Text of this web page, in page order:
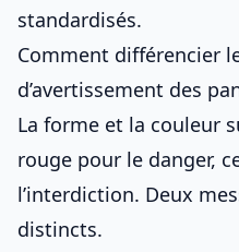
standardisés.
Comment différencier
d’avertissement des
La forme et la couleur
rouge pour le danger,
l’interdiction. Deux
distincts.